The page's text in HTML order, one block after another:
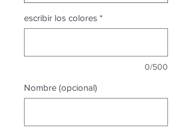
escribir los colores *
0/500
Nombre (opcional)